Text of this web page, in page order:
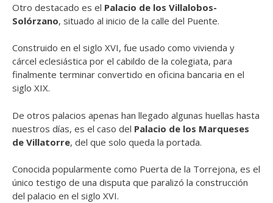
Otro destacado es el Palacio de los Villalobos-
Solórzano, situado al inicio de la calle del Puente.
Construido en el siglo XVI, fue usado como vivienda y
cárcel eclesiástica por el cabildo de la colegiata, para
finalmente terminar convertido en oficina bancaria en el
siglo XIX.
De otros palacios apenas han llegado algunas huellas hasta
nuestros días, es el caso del Palacio de los Marqueses
de Villatorre, del que solo queda la portada.
Conocida popularmente como Puerta de la Torrejona, es el
único testigo de una disputa que paralizó la construcción
del palacio en el siglo XVI.